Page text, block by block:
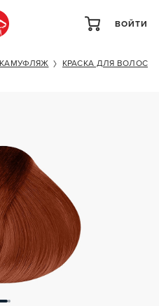
ВОЙТИ
КРАСКА ДЛЯ ВОЛОС
ACID 7/44